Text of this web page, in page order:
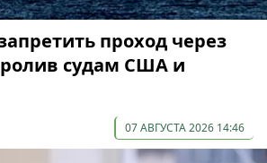
проход через
судам США и
07 АВГУСТА 2026 14:46